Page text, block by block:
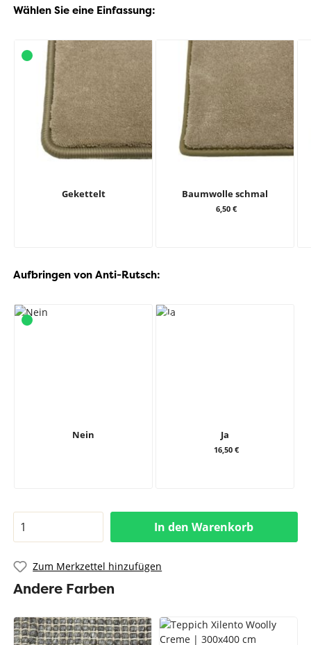
Wählen Sie eine Einfassung:
Gekettelt Baumwolle schmal
6,50 €
Aufbringen von Anti-Rutsch:
Nein Ja
16,50 €
In den Warenkorb
Zum Merkzettel hinzufügen
Andere Farben